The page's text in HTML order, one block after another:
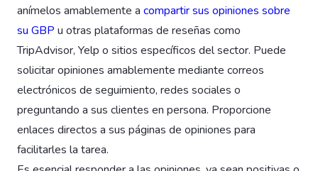
anímelos amablemente a compartir sus opiniones sobre
su GBP u otras plataformas de reseñas como
TripAdvisor, Yelp o sitios específicos del sector. Puede
solicitar opiniones amablemente mediante correos
electrónicos de seguimiento, redes sociales o
preguntando a sus clientes en persona. Proporcione
enlaces directos a sus páginas de opiniones para
facilitarles la tarea.